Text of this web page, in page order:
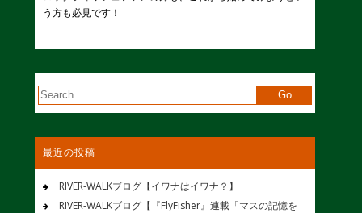
う方も必見です！
最近の投稿
RIVER-WALKブログ【イワナはイワナ？】
RIVER-WALKブログ【『FlyFisher』連載「マスの記憶を